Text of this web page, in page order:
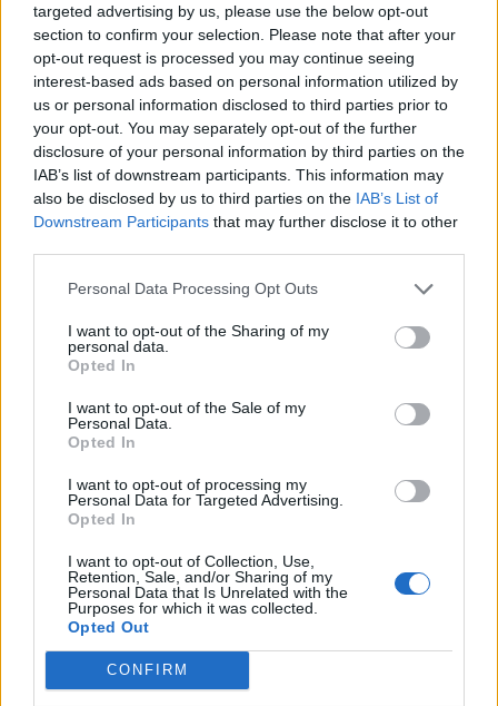
targeted advertising by us, please use the below opt-out
section to confirm your selection. Please note that after your
opt-out request is processed you may continue seeing
interest-based ads based on personal information utilized by
us or personal information disclosed to third parties prior to
your opt-out. You may separately opt-out of the further
disclosure of your personal information by third parties on the
IAB’s list of downstream participants. This information may
also be disclosed by us to third parties on the IAB’s List of
Downstream Participants that may further disclose it to other
Personal Data Processing Opt Outs
I want to opt-out of the Sharing of my
personal data.
Opted In
I want to opt-out of the Sale of my
Personal Data.
Opted In
I want to opt-out of processing my
Personal Data for Targeted Advertising.
Opted In
I want to opt-out of Collection, Use,
Retention, Sale, and/or Sharing of my
Personal Data that Is Unrelated with the
Purposes for which it was collected.
Opted Out
CONFIRM
Περισσότερα από το
ΔΕΘ: Εξασφαλίστηκε
χρηματοδότηση 204,6 εκατ. ευρώ
από το Εθνικό Πρόγραμμα
Ανάπτυξης για την ανάπλαση
06/08/26 18:12
Σαμοθράκη: Σε λειτουργία η
για το ειδικό πρόγραμμα στήριξης
επιχειρήσεων
Δυτική Αττική: Έργα
αποκατάστασης 113.000
06/08/26|15:26
Πρόγραμμα Ανάπτυξης η
αναβάθμιση του Αεροδρομίου
Πάρου
06/08/26|13:11
Υποβλήθηκε επισήμως το αίτημα